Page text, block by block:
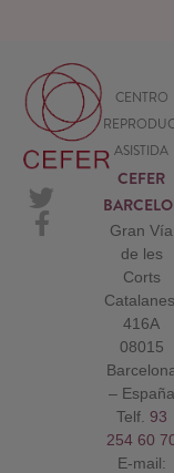
CENTRO
ASISTIDA
CEFER
Gran Vía
de les
Corts
Catalanes,
416A
08015
– España
Telf. 93
254 60
E-mail: